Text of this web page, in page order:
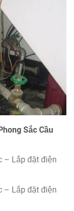
Sắc Cầu
– Lắp đặt điện
– Lắp đặt điện